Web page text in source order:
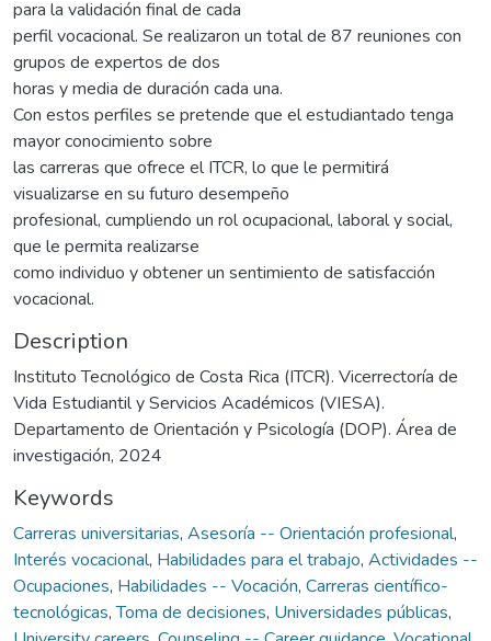
para la validación final de cada
perfil vocacional. Se realizaron un total de 87 reuniones con
grupos de expertos de dos
horas y media de duración cada una.
Con estos perfiles se pretende que el estudiantado tenga
mayor conocimiento sobre
las carreras que ofrece el ITCR, lo que le permitirá
visualizarse en su futuro desempeño
profesional, cumpliendo un rol ocupacional, laboral y social,
que le permita realizarse
como individuo y obtener un sentimiento de satisfacción
vocacional.
Description
Instituto Tecnológico de Costa Rica (ITCR). Vicerrectoría de
Vida Estudiantil y Servicios Académicos (VIESA).
Departamento de Orientación y Psicología (DOP). Área de
investigación, 2024
Keywords
Carreras universitarias, Asesoría -- Orientación profesional,
Interés vocacional, Habilidades para el trabajo, Actividades --
Ocupaciones, Habilidades -- Vocación, Carreras científico-
tecnológicas,Toma de decisiones, Universidades públicas,